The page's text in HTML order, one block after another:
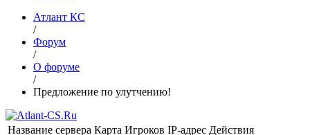
Атлант КС
/
Форум
/
О форуме
/
Предложение по улутчению!
Название сервера Карта Игроков IP-адрес Действия